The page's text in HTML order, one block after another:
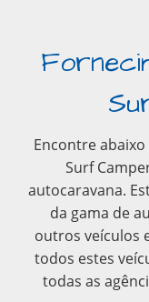
Encontre
Surf
autocaravana.
da gama de
outros veículos
todos estes
todas as